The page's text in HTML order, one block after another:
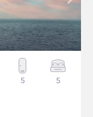
5 5